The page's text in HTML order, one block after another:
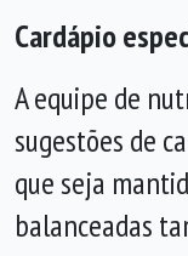
Cardápio
A equipe de
sugestões de
que seja
balanceadas